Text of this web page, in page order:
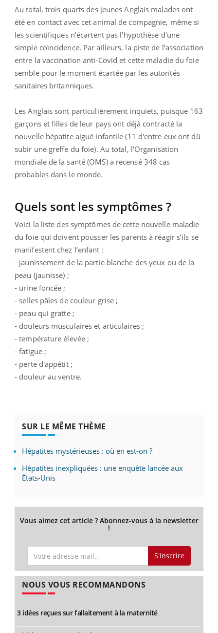
Au total, trois quarts des jeunes Anglais malades ont
été en contact avec cet animal de compagnie, même si
les scientifiques n'écartent pas l'hypothèse d'une
simple coïncidence. Par ailleurs, la piste de l’association
entre la vaccination anti-Covid et cette maladie du foie
semble pour le moment écartée par les autorités
sanitaires britanniques.
Les Anglais sont particulièrement inquiets, puisque 163
garçons et filles de leur pays ont déjà contracté la
nouvelle hépatite aiguë infantile (11 d'entre eux ont dû
subir une greffe du foie). Au total, l'Organisation
mondiale de la santé (OMS) a recensé 348 cas
probables dans le monde.
Quels sont les symptômes ?
Voici la liste des symptômes de cette nouvelle maladie
du foie qui doivent pousser les parents à réagir s’ils se
manifestent chez l’enfant :
- jaunissement de la partie blanche des yeux ou de la
peau (jaunisse) ;
- urine foncée ;
- selles pâles de couleur grise ;
- peau qui gratte ;
- douleurs musculaires et articulaires ;
- température élevée ;
- fatigue ;
- perte d'appétit ;
- douleur au ventre.
SUR LE MÊME THÈME
Hépatites mystérieuses : où en est-on ?
Hépatites inexpliquées : une enquête lancée aux
États-Unis
Vous aimez cet article ? Abonnez-vous à la newsletter
!
S'inscrire
NOUS VOUS RECOMMANDONS
3 idées reçues sur l’allaitement à la maternité